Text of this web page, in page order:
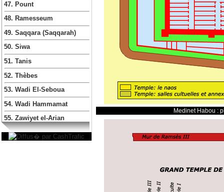
47. Pount
48. Ramesseum
49. Saqqara (Saqqarah)
50. Siwa
51. Tanis
52. Thèbes
53. Wadi El-Seboua
54. Wadi Hammamat
55. Zawiyet el-Arian
Medinet Habou :